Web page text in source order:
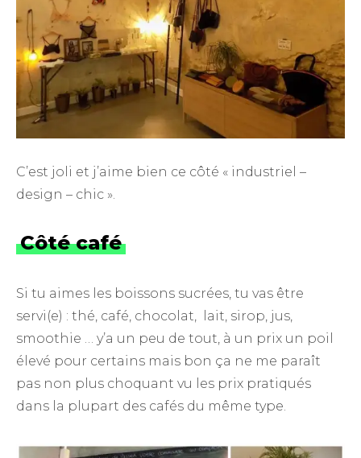
C’est joli et j’aime bien ce côté « industriel –
design – chic ».
Côté café
Si tu aimes les boissons sucrées, tu vas être
servi(e) : thé, café, chocolat, lait, sirop, jus,
smoothie … y’a un peu de tout, à un prix un poil
élevé pour certains mais bon ça ne me paraît
pas non plus choquant vu les prix pratiqués
dans la plupart des cafés du même type.